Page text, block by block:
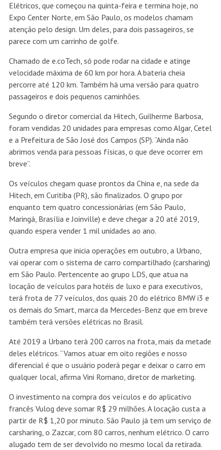
Elétricos, que começou na quinta-feira e termina hoje, no
Expo Center Norte, em São Paulo, os modelos chamam
atenção pelo design. Um deles, para dois passageiros, se
parece com um carrinho de golfe.
Chamado de e.coTech, só pode rodar na cidade e atinge
velocidade máxima de 60 km por hora. A bateria cheia
percorre até 120 km. Também há uma versão para quatro
passageiros e dois pequenos caminhões.
Segundo o diretor comercial da Hitech, Guilherme Barbosa,
foram vendidas 20 unidades para empresas como Algar, Cetel
e a Prefeitura de São José dos Campos (SP). “Ainda não
abrimos venda para pessoas físicas, o que deve ocorrer em
breve”.
Os veículos chegam quase prontos da China e, na sede da
Hitech, em Curitiba (PR), são finalizados. O grupo por
enquanto tem quatro concessionárias (em São Paulo,
Maringá, Brasília e Joinville) e deve chegar a 20 até 2019,
quando espera vender 1 mil unidades ao ano.
Outra empresa que inicia operações em outubro, a Urbano,
vai operar com o sistema de carro compartilhado (carsharing)
em São Paulo. Pertencente ao grupo LDS, que atua na
locação de veículos para hotéis de luxo e para executivos,
terá frota de 77 veículos, dos quais 20 do elétrico BMW i3 e
os demais do Smart, marca da Mercedes-Benz que em breve
também terá versões elétricas no Brasil.
Até 2019 a Urbano terá 200 carros na frota, mais da metade
deles elétricos. “Vamos atuar em oito regiões e nosso
diferencial é que o usuário poderá pegar e deixar o carro em
qualquer local, afirma Vini Romano, diretor de marketing.
O investimento na compra dos veículos e do aplicativo
francês Vulog deve somar R$ 29 milhões. A locação custa a
partir de R$ 1,20 por minuto. São Paulo já tem um serviço de
carsharing, o Zazcar, com 80 carros, nenhum elétrico. O carro
alugado tem de ser devolvido no mesmo local da retirada.